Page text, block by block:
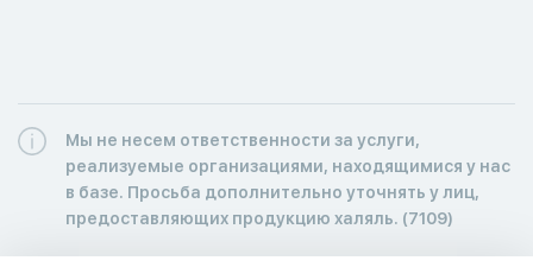
Мы не несем ответственности за услуги,
реализуемые организациями, находящимися у нас
в базе. Просьба дополнительно уточнять у лиц,
предоставляющих продукцию халяль. (7109)